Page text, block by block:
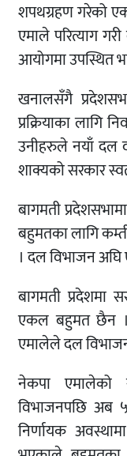
शपथग्रहण गरेको
एमाले परित्याग
आयोगमा उपस्थित
खनालसँगै
प्रक्रियाका लागि
उनीहरुले नयाँ दल
शाक्यको सरकार
बागमती
बहुमतका लागि
। दल विभाजन अघि
बागमती
एकल बहुमत छैन ।
एमालेले दल
नेकपा
विभाजनपछि अब
निर्णायक